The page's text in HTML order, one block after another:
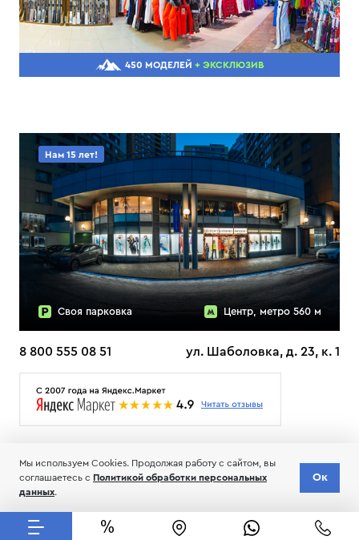
450 МОДЕЛЕЙ + ЭКСКЛЮЗИВ
Нам 15 лет!
Своя парковка Центр, метро 560 м
8 800 555 08 51 ул. Шаболовка, д. 23, к. 1
© 2006-2026 Пределанет
Мы используем Cookies. Продолжая работу с сайтом, вы
соглашаетесь с Политикой обработки персональных
данных.
Ок